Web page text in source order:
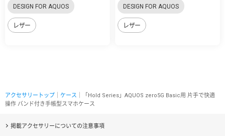
DESIGN FOR AQUOS
レザー
DESIGN FOR AQUOS
レザー
アクセサリートップ ケース ｜「Hold Series」AQUOS zero5G Basic用 片手で快適
操作 バンド付き手帳型スマホケース
掲載アクセサリーについての注意事項